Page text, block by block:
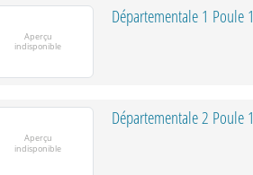
Départementale 1 Poule 1
Départementale 2 Poule 1